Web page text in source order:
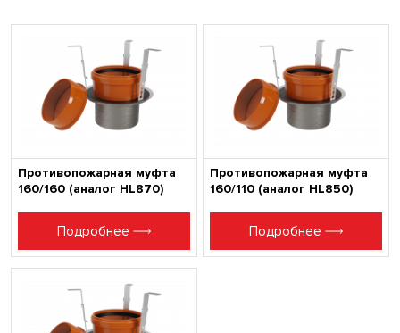
Противопожарная муфта
160/160 (аналог HL870)
Подробнее
Противопожарная муфта
160/110 (аналог HL850)
Подробнее